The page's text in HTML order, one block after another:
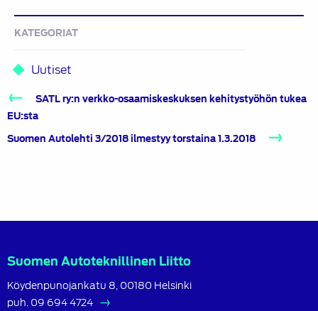
KATEGORIAT
Uutiset
Artikkelien
selausSATL ry:n verkko-osaamiskeskuksen kehitystyöhön tukea
EU:sta
Suomen Autolehti 3/2018 ilmestyy torstaina 1.3.2018
Suomen Autoteknillinen Liitto
Köydenpunojankatu 8, 00180 Helsinki
puh. 09 694 4724